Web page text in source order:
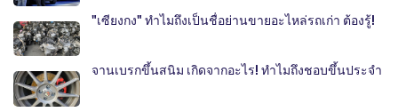
"เซียงกง" ทำไมถึงเป็นชื่อย่านขายอะไหล่รถเก่า ต้องรู้!
จานเบรกขึ้นสนิม เกิดจากอะไร! ทำไมถึงชอบขึ้นประจำ